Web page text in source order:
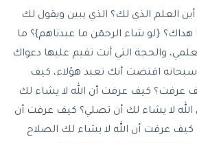
العلم الذي لك؟ الذي يبين ويقول لك
هداك؟ {لو شاء الرحمٓن ما عبدناهم}؟ ما
والحجة التي أنت تقيم عليها دعواك
سبحانه اقتضت أنك تعبد هؤلاء، كيف
عرفت؟ كيف عرفت أن الله لا يشاء لك
الله لا يشاء لك أن تصلي؟ كيف عرفت أن
كيف عرفت أن الله لا يشاء لك الصلاح